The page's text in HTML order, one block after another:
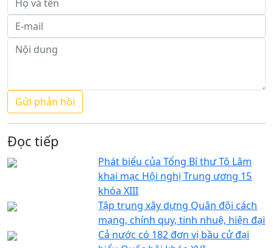
Đọc tiếp
Phát biểu của Tổng Bí thư Tô Lâm
khai mạc Hội nghị Trung ương 15
khóa XIII
Tập trung xây dựng Quân đội cách
mạng, chính quy, tinh nhuệ, hiện đại
Cả nước có 182 đơn vị bầu cử đại